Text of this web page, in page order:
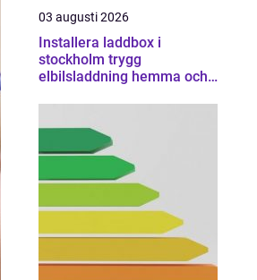
03 augusti 2026
Installera laddbox i
stockholm trygg
elbilsladdning hemma och